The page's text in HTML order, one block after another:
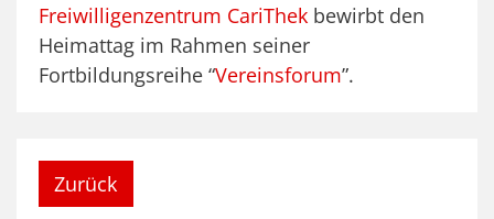
Freiwilligenzentrum CariThek bewirbt den
Heimattag im Rahmen seiner
Fortbildungsreihe “Vereinsforum”.
Zurück